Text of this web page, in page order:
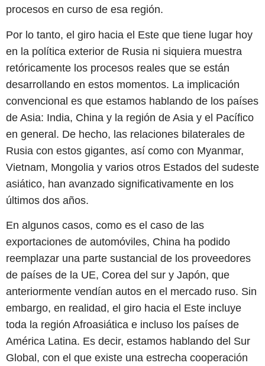
procesos en curso de esa región.
Por lo tanto, el giro hacia el Este que tiene lugar hoy
en la política exterior de Rusia ni siquiera muestra
retóricamente los procesos reales que se están
desarrollando en estos momentos. La implicación
convencional es que estamos hablando de los países
de Asia: India, China y la región de Asia y el Pacífico
en general. De hecho, las relaciones bilaterales de
Rusia con estos gigantes, así como con Myanmar,
Vietnam, Mongolia y varios otros Estados del sudeste
asiático, han avanzado significativamente en los
últimos dos años.
En algunos casos, como es el caso de las
exportaciones de automóviles, China ha podido
reemplazar una parte sustancial de los proveedores
de países de la UE, Corea del sur y Japón, que
anteriormente vendían autos en el mercado ruso. Sin
embargo, en realidad, el giro hacia el Este incluye
toda la región Afroasiática e incluso los países de
América Latina. Es decir, estamos hablando del Sur
Global, con el que existe una estrecha cooperación